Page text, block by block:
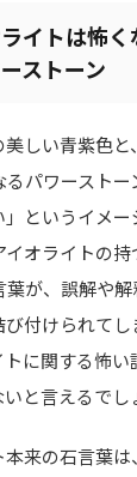
イトは怖
ストーン
しい青紫色と
るパワースト
」というイメ
イオライトの
が、誤解や
付けられて
に関する怖
と言えるでし
本来の石言葉